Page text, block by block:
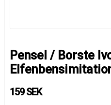
Pensel / Borste
159 SEK